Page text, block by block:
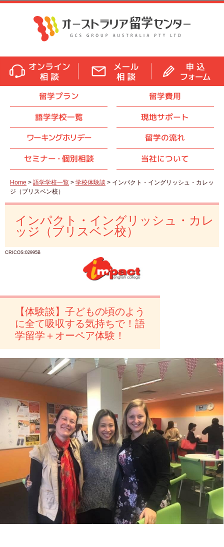
留学プラン
留学費用
語学学校一覧
現地サポート
ワーキングホリデー
留学の流れ
セミナー・ 個別相談 当社について
Home > 語学学校一覧 > 学校体験談 > インパクト・イングリッシュ・カレッ
ジ（ブリスベン校）
インパクト・イングリッシュ・カレ
ッジ（ブリスベン校）
CRICOS:02995B
【体験談】子どもの頃のよう
に全て吸収する気持ちで！語
学留学＋オーペア体験！